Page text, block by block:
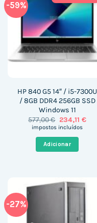
-59%
HP 840 G5 14″ / i5-7300U
/ 8GB DDR4 256GB SSD
Windows 11
577,00€ O
preço
577,00 €.
234,11 €O
impostos incluídos
Adicionar
-27%